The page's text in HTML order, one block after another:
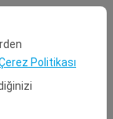
Politikası